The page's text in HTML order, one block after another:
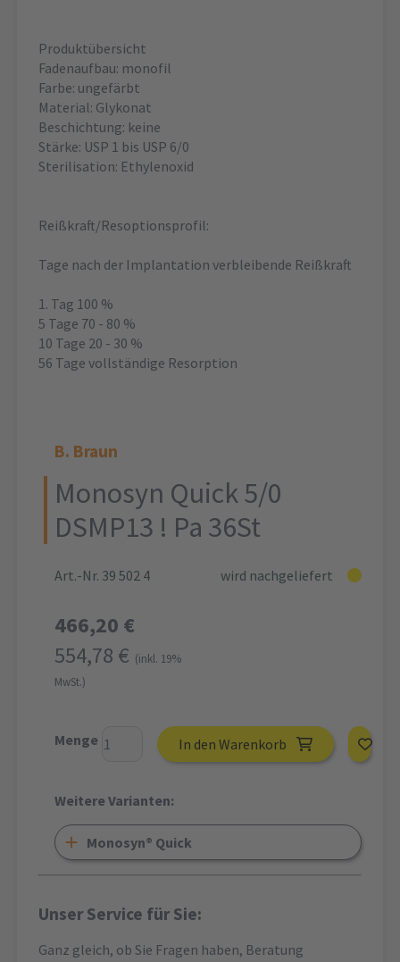
Produktübersicht
Fadenaufbau: monofil
Farbe: ungefärbt
Material: Glykonat
Beschichtung: keine
Stärke: USP 1 bis USP 6/0
Sterilisation: Ethylenoxid
Reißkraft/Resoptionsprofil:
Tage nach der Implantation verbleibende Reißkraft
1. Tag 100 %
5 Tage 70 - 80 %
10 Tage 20 - 30 %
56 Tage vollständige Resorption
B. Braun
Monosyn Quick 5/0
DSMP13 ! Pa 36St
Art.-Nr. 39 502 4 wird nachgeliefert
466,20 €
554,78 € (inkl. 19%
MwSt.)
Menge In den Warenkorb
Weitere Varianten:
Monosyn® Quick
Unser Service für Sie:
Ganz gleich, ob Sie Fragen haben, Beratung